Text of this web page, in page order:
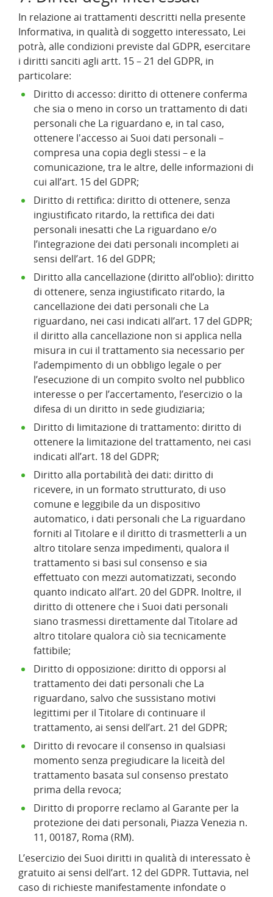
In relazione ai trattamenti descritti nella presente
Informativa, in qualità di soggetto interessato, Lei
potrà, alle condizioni previste dal GDPR, esercitare
i diritti sanciti agli artt. 15 – 21 del GDPR, in
particolare:
Diritto di accesso: diritto di ottenere conferma
che sia o meno in corso un trattamento di dati
personali che La riguardano e, in tal caso,
ottenere l'accesso ai Suoi dati personali –
compresa una copia degli stessi – e la
comunicazione, tra le altre, delle informazioni di
cui all’art. 15 del GDPR;
Diritto di rettifica: diritto di ottenere, senza
ingiustificato ritardo, la rettifica dei dati
personali inesatti che La riguardano e/o
l’integrazione dei dati personali incompleti ai
sensi dell’art. 16 del GDPR;
Diritto alla cancellazione (diritto all’oblio): diritto
di ottenere, senza ingiustificato ritardo, la
cancellazione dei dati personali che La
riguardano, nei casi indicati all’art. 17 del GDPR;
il diritto alla cancellazione non si applica nella
misura in cui il trattamento sia necessario per
l’adempimento di un obbligo legale o per
l’esecuzione di un compito svolto nel pubblico
interesse o per l’accertamento, l’esercizio o la
difesa di un diritto in sede giudiziaria;
Diritto di limitazione di trattamento: diritto di
ottenere la limitazione del trattamento, nei casi
indicati all’art. 18 del GDPR;
Diritto alla portabilità dei dati: diritto di
ricevere, in un formato strutturato, di uso
comune e leggibile da un dispositivo
automatico, i dati personali che La riguardano
forniti al Titolare e il diritto di trasmetterli a un
altro titolare senza impedimenti, qualora il
trattamento si basi sul consenso e sia
effettuato con mezzi automatizzati, secondo
quanto indicato all’art. 20 del GDPR. Inoltre, il
diritto di ottenere che i Suoi dati personali
siano trasmessi direttamente dal Titolare ad
altro titolare qualora ciò sia tecnicamente
fattibile;
Diritto di opposizione: diritto di opporsi al
trattamento dei dati personali che La
riguardano, salvo che sussistano motivi
legittimi per il Titolare di continuare il
trattamento, ai sensi dell’art. 21 del GDPR;
Diritto di revocare il consenso in qualsiasi
momento senza pregiudicare la liceità del
trattamento basata sul consenso prestato
prima della revoca;
Diritto di proporre reclamo al Garante per la
protezione dei dati personali, Piazza Venezia n.
11, 00187, Roma (RM).
L’esercizio dei Suoi diritti in qualità di interessato è
gratuito ai sensi dell’art. 12 del GDPR. Tuttavia, nel
caso di richieste manifestamente infondate o